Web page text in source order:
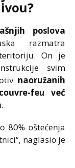
poslova
razmatra
On je
svim
naoružanih
couvre-feu već
.
80% oštećenja
naglasio je